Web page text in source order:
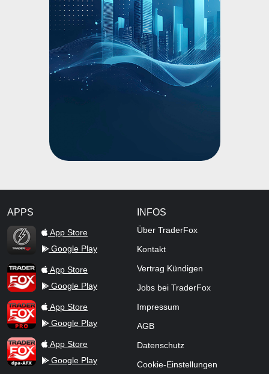
APPS
TraderFox Flash
App Store
Google Play
TraderFox AppApp Store
Google Play
TraderFox ProApp Store
Google Play
TraderFox dpa-AFX ProFeed
App Store
Google Play
INFOS
Über TraderFox
Kontakt
Vertrag Kündigen
Jobs bei TraderFox
Impressum
AGB
Datenschutz
Cookie-Einstellungen